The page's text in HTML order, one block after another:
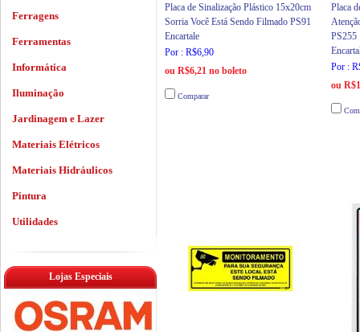
Placa de Sinalização Plástico 15x20cm
Sorria Você Está Sendo Filmado PS91
Encartale
Por : R$6,90
ou R$6,21 no boleto
Comparar
Placa
PS255
Por :
ou
Ferragens
Ferramentas
Informática
Iluminação
Jardinagem e Lazer
Materiais Elétricos
Materiais Hidráulicos
Pintura
Utilidades
Lojas Especiais